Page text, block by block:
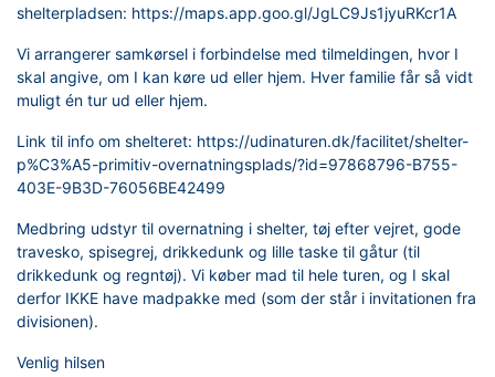
shelterpladsen: https://maps.app.goo.gl/JgLC9Js1jyuRKcr1A
Vi arrangerer samkørsel i forbindelse med tilmeldingen, hvor I
skal angive, om I kan køre ud eller hjem. Hver familie får så vidt
muligt én tur ud eller hjem.
Link til info om shelteret: https://udinaturen.dk/facilitet/shelter-
p%C3%A5-primitiv-overnatningsplads/?id=97868796-B755-
403E-9B3D-76056BE42499
Medbring udstyr til overnatning i shelter, tøj efter vejret, gode
travesko, spisegrej, drikkedunk og lille taske til gåtur (til
drikkedunk og regntøj). Vi køber mad til hele turen, og I skal
derfor IKKE have madpakke med (som der står i invitationen fra
divisionen).
Venlig hilsen